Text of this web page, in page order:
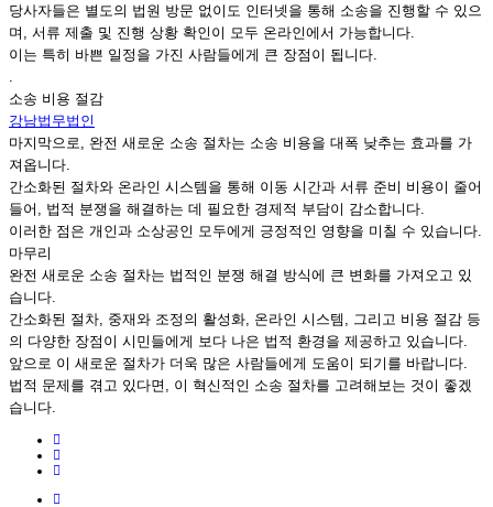
당사자들은 별도의 법원 방문 없이도 인터넷을 통해 소송을 진행할 수 있으
며, 서류 제출 및 진행 상황 확인이 모두 온라인에서 가능합니다.
이는 특히 바쁜 일정을 가진 사람들에게 큰 장점이 됩니다.
.
소송 비용 절감
강남법무법인
마지막으로, 완전 새로운 소송 절차는 소송 비용을 대폭 낮추는 효과를 가
져옵니다.
간소화된 절차와 온라인 시스템을 통해 이동 시간과 서류 준비 비용이 줄어
들어, 법적 분쟁을 해결하는 데 필요한 경제적 부담이 감소합니다.
이러한 점은 개인과 소상공인 모두에게 긍정적인 영향을 미칠 수 있습니다.
마무리
완전 새로운 소송 절차는 법적인 분쟁 해결 방식에 큰 변화를 가져오고 있
습니다.
간소화된 절차, 중재와 조정의 활성화, 온라인 시스템, 그리고 비용 절감 등
의 다양한 장점이 시민들에게 보다 나은 법적 환경을 제공하고 있습니다.
앞으로 이 새로운 절차가 더욱 많은 사람들에게 도움이 되기를 바랍니다.
법적 문제를 겪고 있다면, 이 혁신적인 소송 절차를 고려해보는 것이 좋겠
습니다.